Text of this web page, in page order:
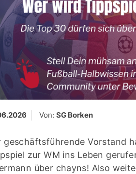
Von: SG Borken
geschäftsführende Vorstand
zur WM ins Leben
über chayns! Also